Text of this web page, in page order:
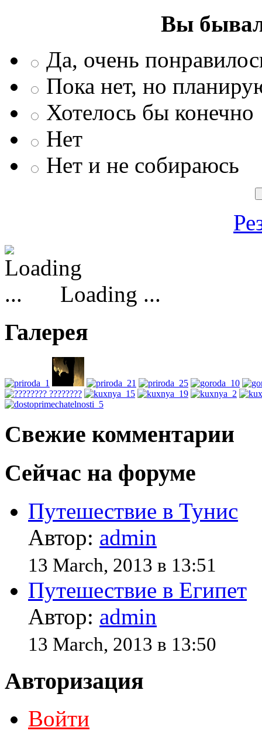
Вы
Да, очень
Пока нет, но
Хотелось бы конечно
Нет
Нет и не собираюсь
Loading ...
Галерея
Свежие комментарии
Сейчас на форуме
Путешествие в Тунис
Автор: admin
13 March, 2013 в 13:51
Путешествие в Египет
Автор: admin
13 March, 2013 в 13:50
Авторизация
Войти